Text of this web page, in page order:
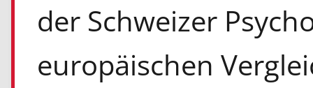
der Schweizer
europäischen